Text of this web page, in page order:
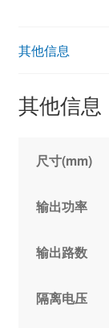
其他信息
其他信息
尺寸(mm)
输出功率
输出路数
隔离电压